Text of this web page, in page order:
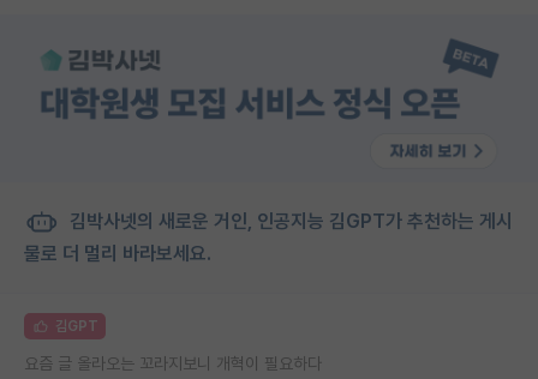
김박사넷의 새로운 거인, 인공지능 김GPT가 추천하는 게시
물로 더 멀리 바라보세요.
김GPT
요즘 글 올라오는 꼬라지보니 개혁이 필요하다